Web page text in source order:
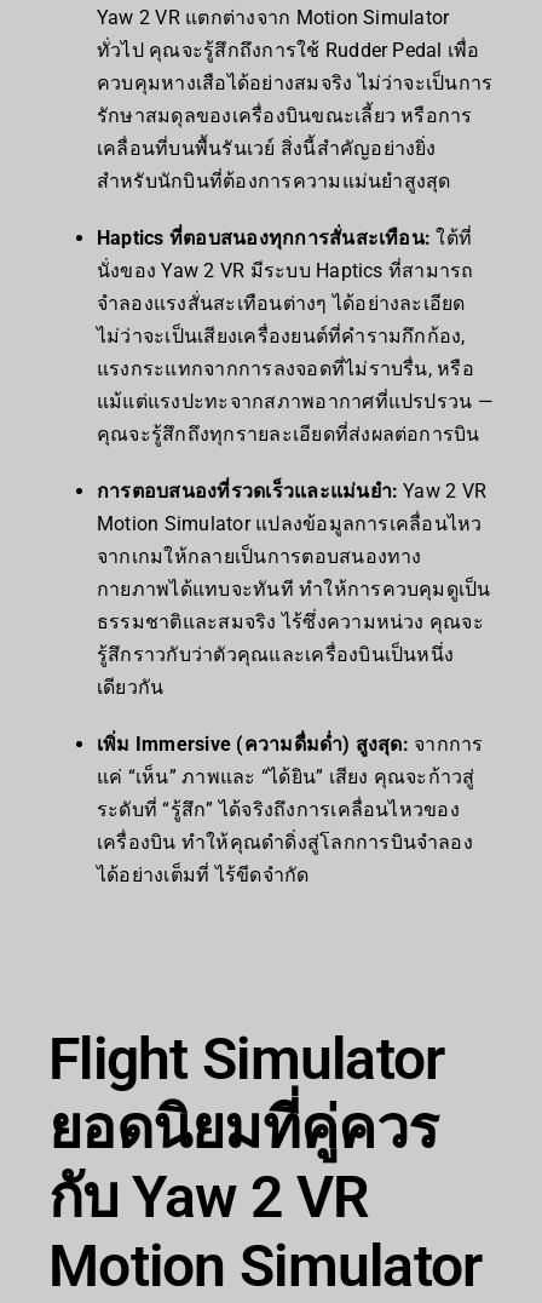
Yaw 2 VR แตกต่างจาก Motion Simulator
ทั่วไป คุณจะรู้สึกถึงการใช้ Rudder Pedal เพื่อ
ควบคุมหางเสือได้อย่างสมจริง ไม่ว่าจะเป็นการ
รักษาสมดุลของเครื่องบินขณะเลี้ยว หรือการ
เคลื่อนที่บนพื้นรันเวย์ สิ่งนี้สำคัญอย่างยิ่ง
สำหรับนักบินที่ต้องการความแม่นยำสูงสุด
Haptics ที่ตอบสนองทุกการสั่นสะเทือน: ใต้ที่
นั่งของ Yaw 2 VR มีระบบ Haptics ที่สามารถ
จำลองแรงสั่นสะเทือนต่างๆ ได้อย่างละเอียด
ไม่ว่าจะเป็นเสียงเครื่องยนต์ที่คำรามกึกก้อง,
แรงกระแทกจากการลงจอดที่ไม่ราบรื่น, หรือ
แม้แต่แรงปะทะจากสภาพอากาศที่แปรปรวน —
คุณจะรู้สึกถึงทุกรายละเอียดที่ส่งผลต่อการบิน
การตอบสนองที่รวดเร็วและแม่นยำ: Yaw 2 VR
Motion Simulator แปลงข้อมูลการเคลื่อนไหว
จากเกมให้กลายเป็นการตอบสนองทาง
กายภาพได้แทบจะทันที ทำให้การควบคุมดูเป็น
ธรรมชาติและสมจริง ไร้ซึ่งความหน่วง คุณจะ
รู้สึกราวกับว่าตัวคุณและเครื่องบินเป็นหนึ่ง
เดียวกัน
เพิ่ม Immersive (ความดื่มด่ำ) สูงสุด: จากการ
แค่ “เห็น” ภาพและ “ได้ยิน” เสียง คุณจะก้าวสู่
ระดับที่ “รู้สึก” ได้จริงถึงการเคลื่อนไหวของ
เครื่องบิน ทำให้คุณดำดิ่งสู่โลกการบินจำลอง
ได้อย่างเต็มที่ ไร้ขีดจำกัด
Flight Simulator
ยอดนิยมที่คู่ควร
กับ Yaw 2 VR
Motion Simulator